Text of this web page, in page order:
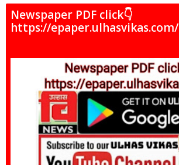
Newspaper PDF click👇
https://epaper.ulhasvikas.com/